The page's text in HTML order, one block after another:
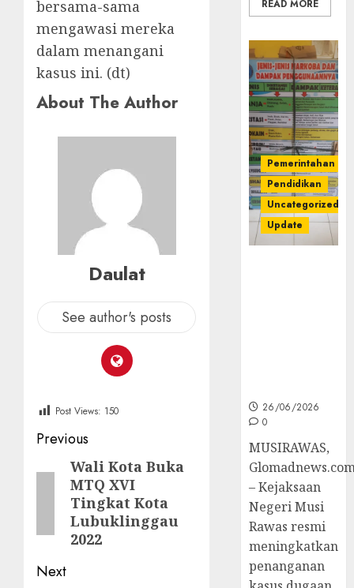
bersama-sama
mengawasi mereka
dalam menangani
kasus ini. (dt)
About The Author
Daulat
See author's posts
Post Views: 150
Post
navigation
Previous
PreviousWali Kota Buka
MTQ XVI
Tingkat Kota
Lubuklinggau
2022
Next
READ MORE
Pemerintahan
Pendidikan
Uncategorized
Update
26/06/2026
0
MUSIRAWAS,
– Kejaksaan
Negeri Musi
Rawas resmi
meningkatkan
penanganan